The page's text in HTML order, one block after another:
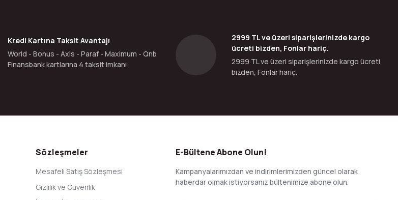
Kredi Kartına Taksit Avantajı
World - Bonus - Axis - Paraf - Maximum - Qnb
Finansbank kartlarına 4 taksit imkanı
2999 TL ve üzeri siparişlerinizde kargo
ücreti bizden, Fonlar hariç.
2999 TL ve üzeri siparişlerinizde kargo ücreti
bizden, Fonlar hariç.
Sözleşmeler
Mesafeli Satış Sözleşmesi
Gizlilik ve Güvenlik
E-Bültene Abone Olun!
Kampanyalarımızdan ve indirimlerimizden güncel olarak
haberdar olmak istiyorsanız bültenimize abone olun.